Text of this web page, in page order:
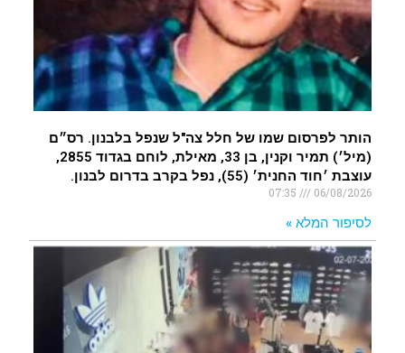
הותר לפרסום שמו של חלל צה"ל שנפל בלבנון. רס״ם
(מיל׳) תמיר וקנין, בן 33, מאילת, לוחם בגדוד 2855,
עוצבת ׳חוד החנית׳ (55), נפל בקרב בדרום לבנון.
06/08/2026
לסיפור המלא »